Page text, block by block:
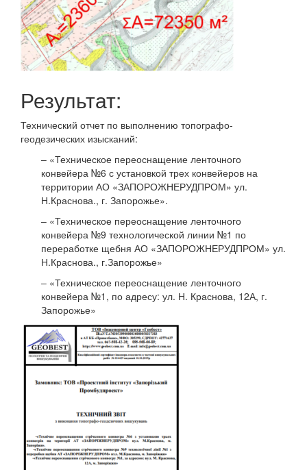
Результат:
Технический отчет по выполнению топографо-
геодезических изысканий:
– «Техническое переоснащение ленточного
конвейера №6 с установкой трех конвейеров на
территории АО «ЗАПОРОЖНЕРУДПРОМ» ул.
Н.Краснова., г. Запорожье».
– «Техническое переоснащение ленточного
конвейера №9 технологической линии №1 по
переработке щебня АО «ЗАПОРОЖНЕРУДПРОМ» ул.
Н.Краснова., г.Запорожье»
– «Техническое переоснащение ленточного
конвейера №1, по адресу: ул. Н. Краснова, 12А, г.
Запорожье»